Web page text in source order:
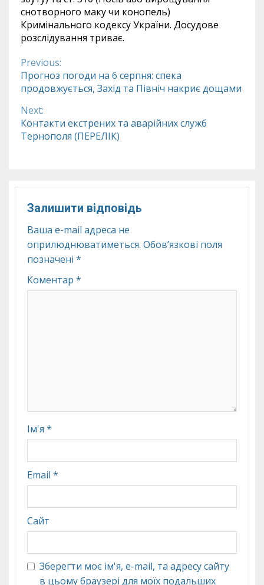
снотворного маку чи конопель)
Кримінального кодексу України. Досудове
розслідування триває.
Continue
Reading
Previous:
Прогноз погоди на 6 серпня: спека
продовжується, Захід та Північ накриє дощами
Next:
Контакти екстрених та аварійних служб
Тернополя (ПЕРЕЛІК)
Залишити відповідь
Ваша e-mail адреса не
оприлюднюватиметься. Обов’язкові поля
позначені *
Коментар *
Ім'я *
Email *
Сайт
Зберегти моє ім'я, e-mail, та адресу сайту
в цьому браузері для моїх подальших